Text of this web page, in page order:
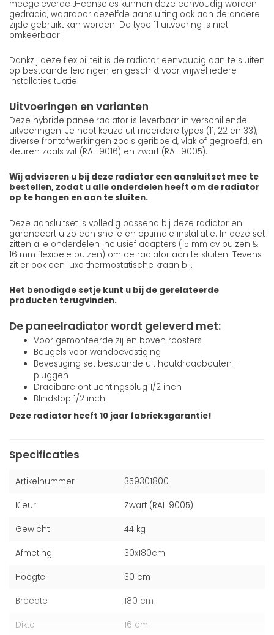
meegeleverde J-consoles kunnen deze eenvoudig worden
gedraaid, waardoor dezelfde aansluiting ook aan de andere
zijde gebruikt kan worden. De type 11 uitvoering is niet
omkeerbaar.
Dankzij deze flexibiliteit is de radiator eenvoudig aan te sluiten
op bestaande leidingen en geschikt voor vrijwel iedere
installatiesituatie.
Uitvoeringen en varianten
Deze hybride paneelradiator is leverbaar in verschillende
uitvoeringen. Je hebt keuze uit meerdere types (11, 22 en 33),
diverse frontafwerkingen zoals geribbeld, vlak of gegroefd, en
kleuren zoals wit (RAL 9016) en zwart (RAL 9005).
Wij adviseren u bij deze radiator een aansluitset mee te
bestellen, zodat u alle onderdelen heeft om de radiator
op te hangen en aan te sluiten.
Deze aansluitset is volledig passend bij deze radiator en
garandeert u zo een snelle en optimale installatie. In deze set
zitten alle onderdelen inclusief adapters (15 mm cv buizen &
16 mm flexibele buizen) om de radiator aan te sluiten. Tevens
zit er ook een luxe thermostatische kraan bij.
Het benodigde setje kunt u bij de gerelateerde
producten terugvinden.
De paneelradiator wordt geleverd met:
Voor gemonteerde zij en boven roosters
Beugels voor wandbevestiging
Bevestiging set bestaande uit houtdraadbouten +
pluggen
Draaibare ontluchtingsplug 1/2 inch
Blindstop 1/2 inch
Deze radiator heeft 10 jaar fabrieksgarantie!
Specificaties
Artikelnummer 359301800
Kleur Zwart (RAL 9005)
Gewicht 44 kg
Afmeting 30x180cm
Hoogte 30 cm
Breedte 180 cm
Dikte 16 cm